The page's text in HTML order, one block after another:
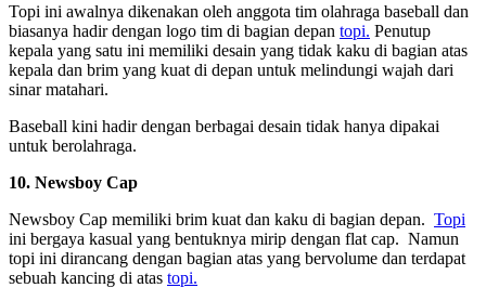
Topi ini awalnya dikenakan oleh anggota tim olahraga baseball dan
biasanya hadir dengan logo tim di bagian depan topi. Penutup
kepala yang satu ini memiliki desain yang tidak kaku di bagian atas
kepala dan brim yang kuat di depan untuk melindungi wajah dari
sinar matahari.
Baseball kini hadir dengan berbagai desain tidak hanya dipakai
untuk berolahraga.
10. Newsboy Cap
Newsboy Cap memiliki brim kuat dan kaku di bagian depan. Topi
ini bergaya kasual yang bentuknya mirip dengan flat cap. Namun
topi ini dirancang dengan bagian atas yang bervolume dan terdapat
sebuah kancing di atas topi.